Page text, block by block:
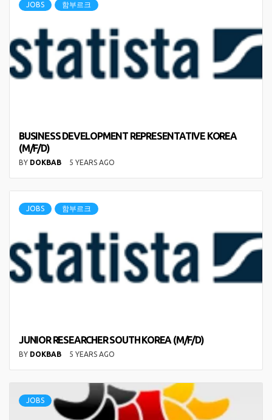
JOBS 함부르크
BUSINESS DEVELOPMENT REPRESENTATIVE KOREA
(M/F/D)
BY DOKBAB 5 YEARS AGO
JOBS 함부르크
JUNIOR RESEARCHER SOUTH KOREA (M/F/D)
BY DOKBAB 5 YEARS AGO
JOBS